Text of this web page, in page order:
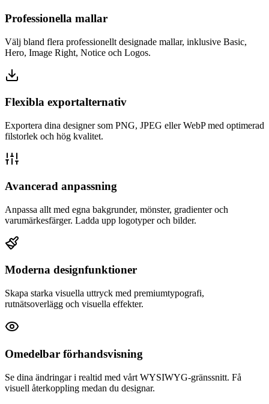
Professionella mallar
Välj bland flera professionellt designade mallar, inklusive Basic,
Hero, Image Right, Notice och Logos.
Flexibla exportalternativ
Exportera dina designer som PNG, JPEG eller WebP med optimerad
filstorlek och hög kvalitet.
Avancerad anpassning
Anpassa allt med egna bakgrunder, mönster, gradienter och
varumärkesfärger. Ladda upp logotyper och bilder.
Moderna designfunktioner
Skapa starka visuella uttryck med premiumtypografi,
rutnätsoverlägg och visuella effekter.
Omedelbar förhandsvisning
Se dina ändringar i realtid med vårt WYSIWYG-gränssnitt. Få
visuell återkoppling medan du designar.